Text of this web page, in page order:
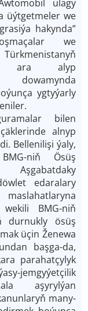
ulagy
üýtgetmeler we
hakynda”
we
ara alyp
dowamynda
ygtyýarly
bilen
alnyp
Bellenilişi ýaly,
niň Ösüş
Aşgabatdaky
edaralary
BMG-niň
durnukly ösüş
üçin Ženewa
başga-da,
parahatçylyk
jemgyýetçilik
aşyrylýan
many-